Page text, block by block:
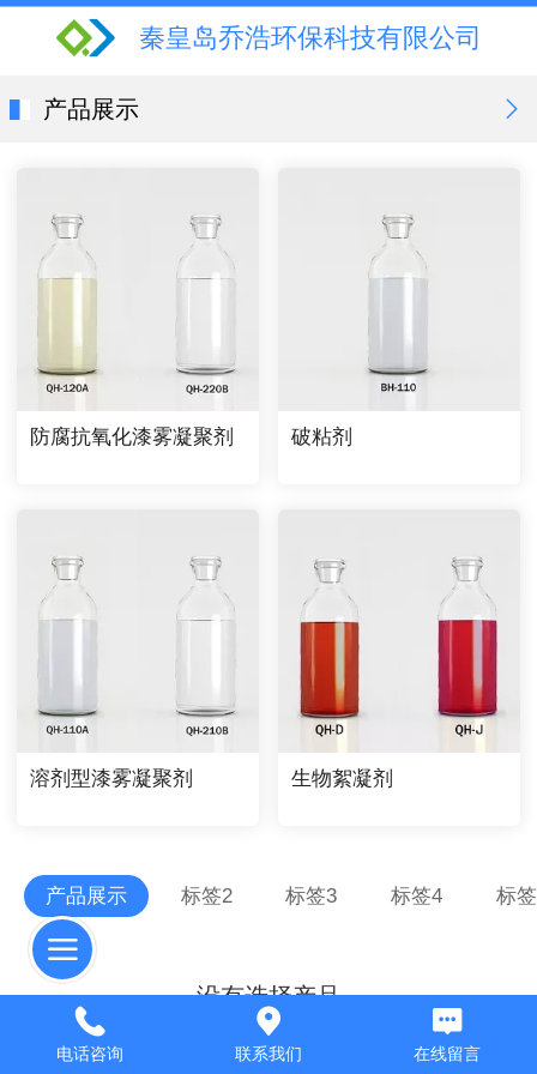
秦皇岛乔浩环保科技有限公司
产品展示
防腐抗氧化漆雾凝聚剂 破粘剂
溶剂型漆雾凝聚剂 生物絮凝剂
产品展示 标签2 标签3 标签4 标
没有选择产品
电话咨询 联系我们 在线留言